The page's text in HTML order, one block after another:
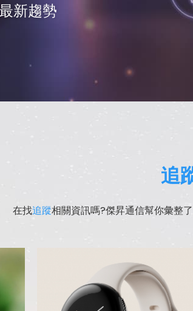
新趨勢
追
在找追蹤相關資訊嗎?傑昇通信幫你彙整了